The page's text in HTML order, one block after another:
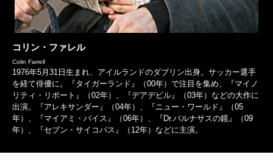
コリン・ファレル
Colin Farrell
1976年5月31日生まれ、アイルランドのダブリン出身。サッカー選手
を経て俳優に。『タイガーランド』（00年）で注目を集め、『マイノ
リティ・リポート』（02年）、『デアデビル』（03年）などの大作に
出演。『アレキサンダー』（04年）、『ニュー・ワールド』（05
年）、『マイアミ・バイス』（06年）、『Dr.パルナサスの鏡』（09
年）、『セブン・サイコパス』（12年）などに主演。